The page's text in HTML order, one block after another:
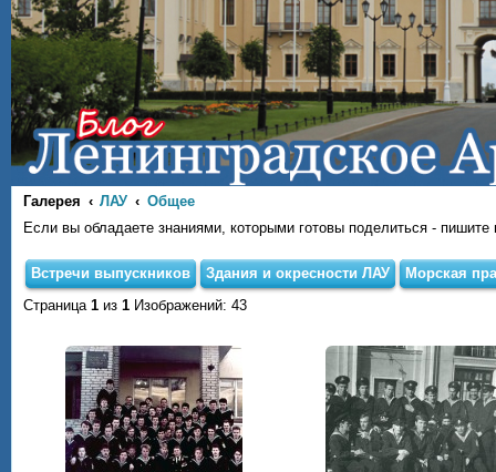
Галерея ЛАУ
Общее
Если вы обладаете знаниями, которыми готовы поделиться -
Встречи выпускников Здания и окресности ЛАУ
Морская
Страница 1 из 1 Изображений: 43